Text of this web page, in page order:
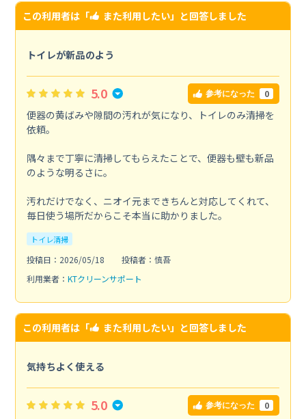
この利用者は「 また利用したい」と回答しました
トイレが新品のよう
5.0 参考になった 0
便器の黄ばみや隙間の汚れが気になり、トイレのみ清掃を
依頼。
隅々まで丁寧に清掃してもらえたことで、便器も壁も新品
のような明るさに。
汚れだけでなく、ニオイ元まできちんと対応してくれて、
毎日使う場所だからこそ本当に助かりました。
トイレ清掃
投稿日：2026/05/18
投稿者：慎吾
利用業者： KTクリーンサポート
この利用者は「 また利用したい」と回答しました
気持ちよく使える
5.0 参考になった 0